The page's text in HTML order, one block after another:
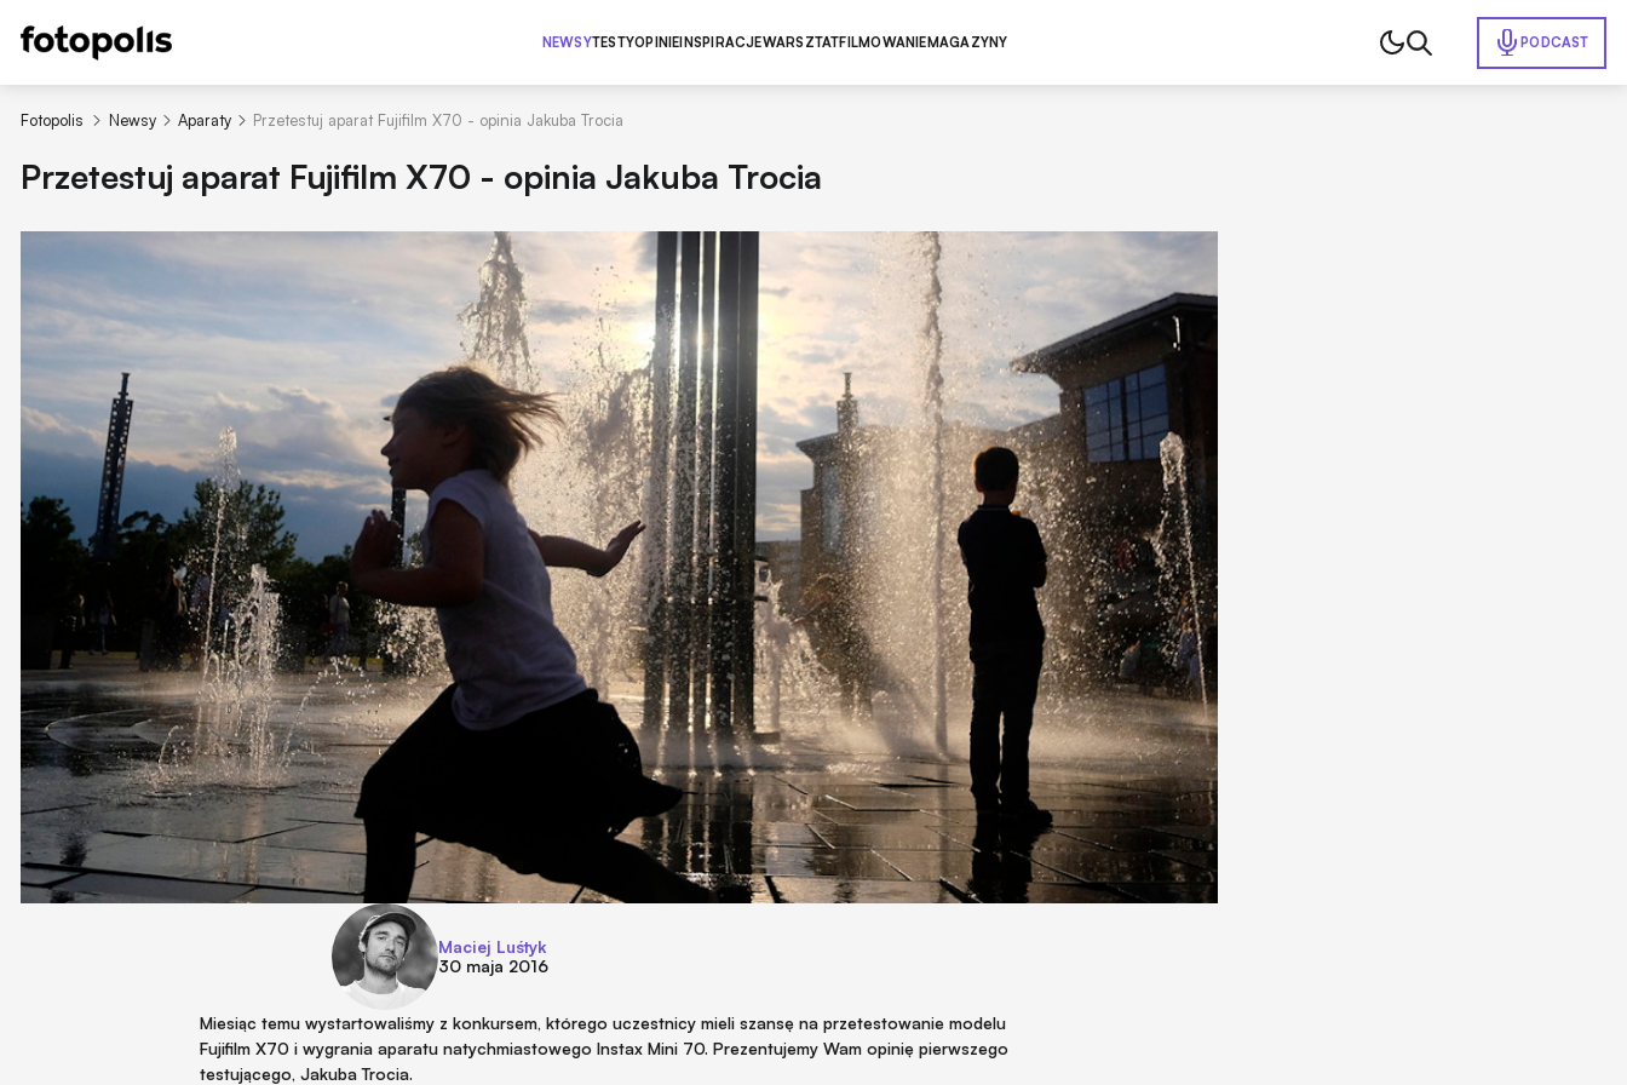
NEWSYTESTYOPINIEINSPIRACJEWARSZTATFILMOWANIEMAGAZYNY PODCAST
Fotopolis Newsy Aparaty Przetestuj aparat Fujifilm X70 - opinia Jakuba Trocia
Przetestuj aparat Fujifilm X70 - opinia Jakuba Trocia
Maciej Luśtyk
30 maja 2016
Miesiąc temu wystartowaliśmy z konkursem, którego uczestnicy mieli szansę na przetestowanie modelu
Fujifilm X70 i wygrania aparatu natychmiastowego Instax Mini 70. Prezentujemy Wam opinię pierwszego
testującego, Jakuba Trocia.